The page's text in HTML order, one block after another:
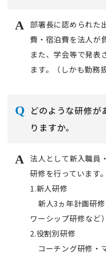
部署長に認められた
費・宿泊費を法人が
また、学会等で発表
ます。（しかも勤務
どのような研修が
りますか。
法人として新入職員
研修を行っています。
1.新人研修
新人3ヵ年計画研
ワーシップ研修など）
2.役割別研修
コーチング研修・